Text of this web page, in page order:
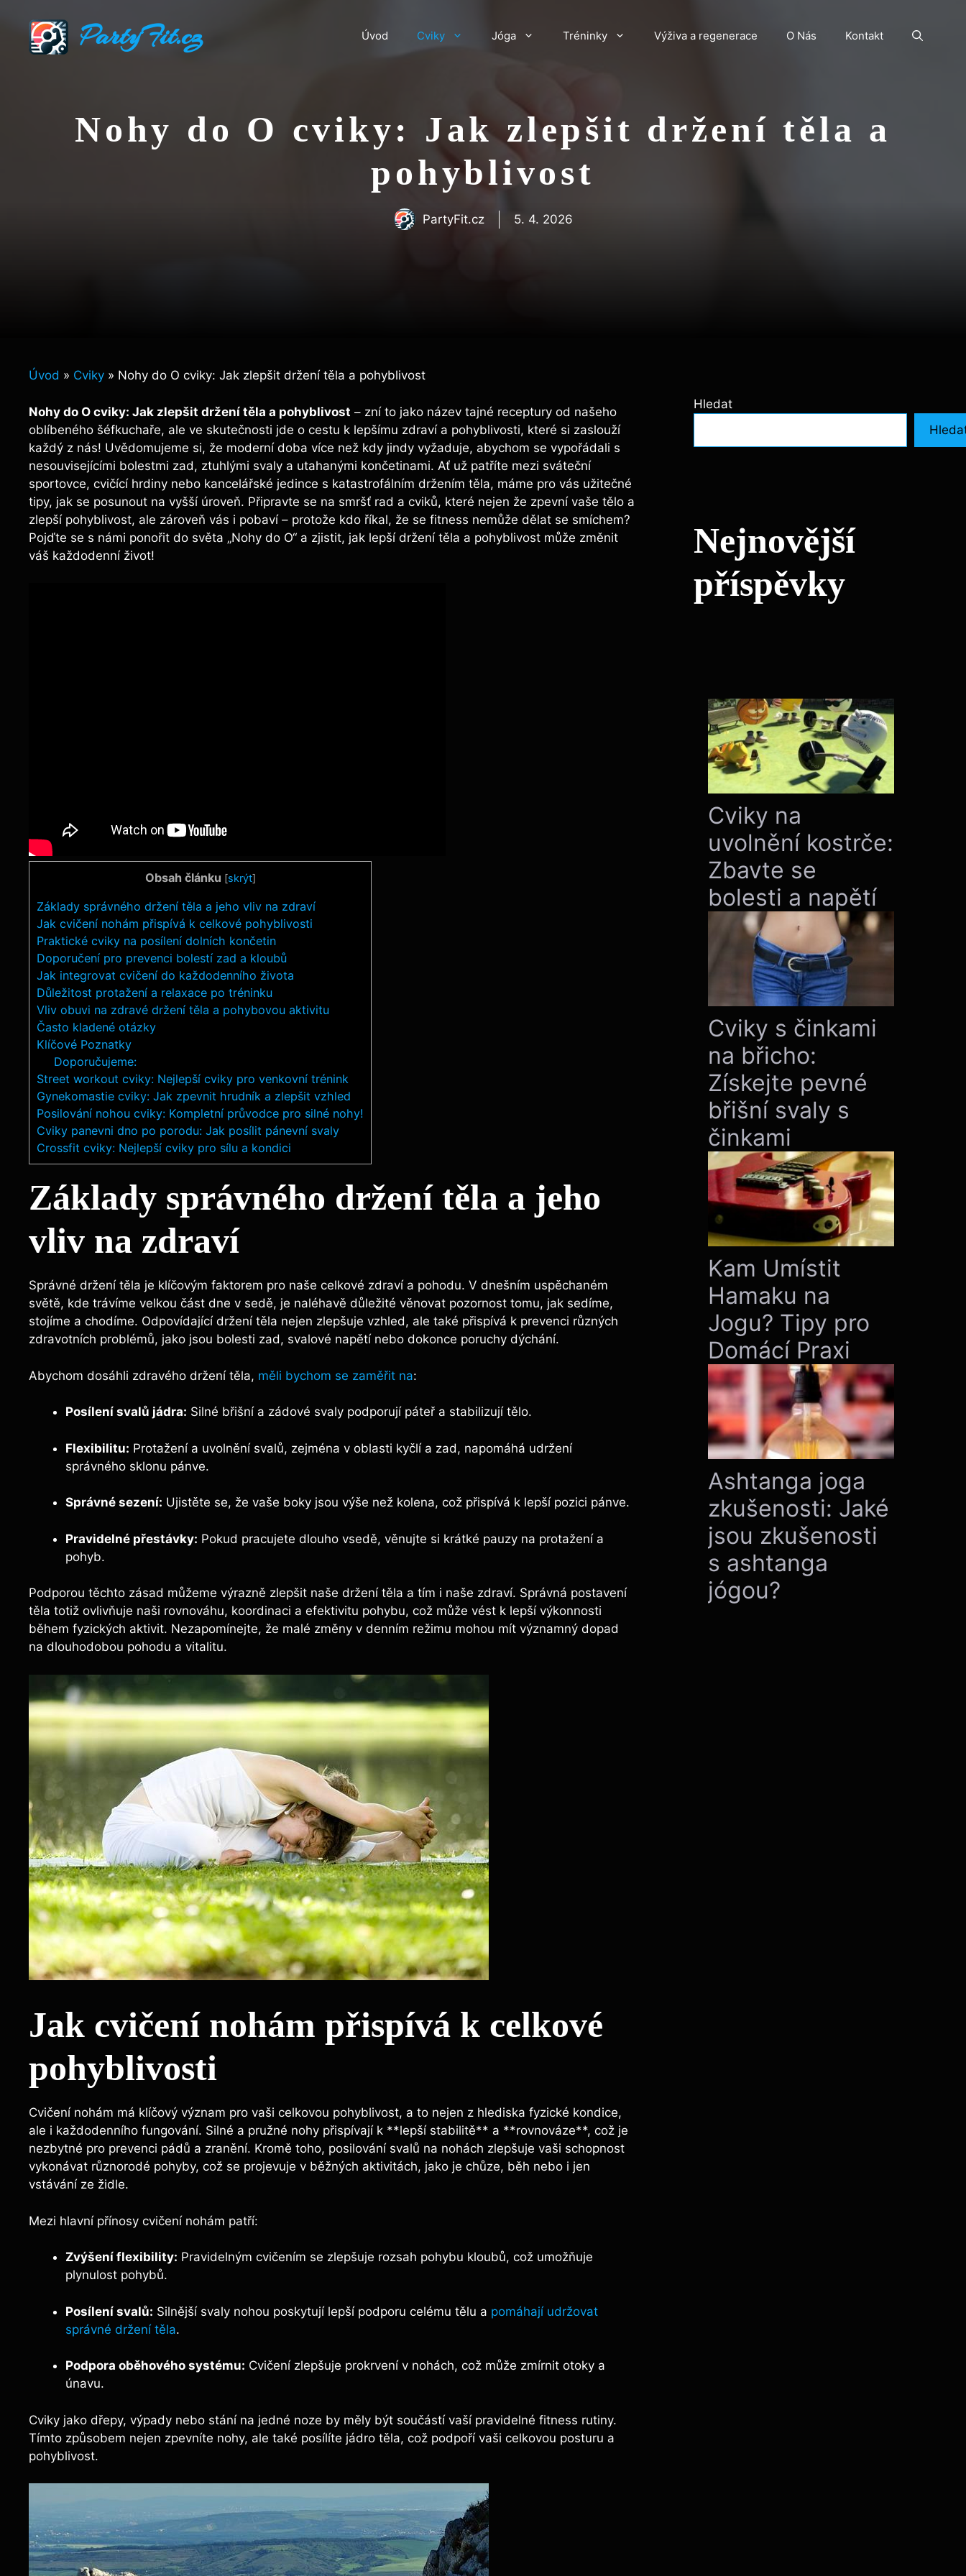
obsah
PartyFit.cz Úvod Cviky Jóga Tréninky Výživa a regenerace O Nás Kontakt
Nohy do O cviky: Jak zlepšit držení těla a
pohyblivost
PartyFit.cz 5. 4. 2026
Úvod » Cviky » Nohy do O cviky: Jak zlepšit držení těla a pohyblivost
Nohy do O cviky: Jak zlepšit držení těla a pohyblivost – zní to jako název tajné receptury od našeho
oblíbeného šéfkuchaře, ale ve skutečnosti jde o cestu k lepšímu zdraví a pohyblivosti, které si zaslouží
každý z nás! Uvědomujeme si, že moderní doba více než kdy jindy vyžaduje, abychom se vypořádali s
nesouvisejícími bolestmi zad, ztuhlými svaly a utahanými končetinami. Ať už patříte mezi sváteční
sportovce, cvičící hrdiny nebo kancelářské jedince s katastrofálním držením těla, máme pro vás užitečné
tipy, jak se posunout na vyšší úroveň. Připravte se na smršť rad a cviků, které nejen že zpevní vaše tělo a
zlepší pohyblivost, ale zároveň vás i pobaví – protože kdo říkal, že se fitness nemůže dělat se smíchem?
Pojďte se s námi ponořit do světa „Nohy do O“ a zjistit, jak lepší držení těla a pohyblivost může změnit
váš každodenní život!
Obsah článku [skrýt]
Základy správného držení těla a jeho vliv na zdraví
Jak cvičení nohám přispívá k celkové pohyblivosti
Praktické cviky na posílení dolních končetin
Doporučení pro prevenci bolestí zad a kloubů
Jak integrovat cvičení do každodenního života
Důležitost protažení a relaxace po tréninku
Vliv obuvi na zdravé držení těla a pohybovou aktivitu
Často kladené otázky
Klíčové Poznatky
Doporučujeme:
Street workout cviky: Nejlepší cviky pro venkovní trénink
Gynekomastie cviky: Jak zpevnit hrudník a zlepšit vzhled
Posilování nohou cviky: Kompletní průvodce pro silné nohy!
Cviky panevni dno po porodu: Jak posílit pánevní svaly
Crossfit cviky: Nejlepší cviky pro sílu a kondici
Základy správného držení těla a jeho
vliv na zdraví
Správné držení těla je klíčovým faktorem pro naše celkové zdraví a pohodu. V dnešním uspěchaném
světě, kde trávíme velkou část dne v sedě, je naléhavě důležité věnovat pozornost tomu, jak sedíme,
stojíme a chodíme. Odpovídající držení těla nejen zlepšuje vzhled, ale také přispívá k prevenci různých
zdravotních problémů, jako jsou bolesti zad, svalové napětí nebo dokonce poruchy dýchání.
Abychom dosáhli zdravého držení těla, měli bychom se zaměřit na:
Posílení svalů jádra: Silné břišní a zádové svaly podporují páteř a stabilizují tělo.
Flexibilitu: Protažení a uvolnění svalů, zejména v oblasti kyčlí a zad, napomáhá udržení
správného sklonu pánve.
Správné sezení: Ujistěte se, že vaše boky jsou výše než kolena, což přispívá k lepší pozici pánve.
Pravidelné přestávky: Pokud pracujete dlouho vsedě, věnujte si krátké pauzy na protažení a
pohyb.
Podporou těchto zásad můžeme výrazně zlepšit naše držení těla a tím i naše zdraví. Správná postavení
těla totiž ovlivňuje naši rovnováhu, koordinaci a efektivitu pohybu, což může vést k lepší výkonnosti
během fyzických aktivit. Nezapomínejte, že malé změny v denním režimu mohou mít významný dopad
na dlouhodobou pohodu a vitalitu.
Jak cvičení nohám přispívá k celkové
pohyblivosti
Cvičení nohám má klíčový význam pro vaši celkovou pohyblivost, a to nejen z hlediska fyzické kondice,
ale i každodenního fungování. Silné a pružné nohy přispívají k **lepší stabilitě** a **rovnováze**, což je
nezbytné pro prevenci pádů a zranění. Kromě toho, posilování svalů na nohách zlepšuje vaši schopnost
vykonávat různorodé pohyby, což se projevuje v běžných aktivitách, jako je chůze, běh nebo i jen
vstávání ze židle.
Mezi hlavní přínosy cvičení nohám patří:
Zvýšení flexibility: Pravidelným cvičením se zlepšuje rozsah pohybu kloubů, což umožňuje
plynulost pohybů.
Posílení svalů: Silnější svaly nohou poskytují lepší podporu celému tělu a pomáhají udržovat
správné držení těla.
Podpora oběhového systému: Cvičení zlepšuje prokrvení v nohách, což může zmírnit otoky a
únavu.
Cviky jako dřepy, výpady nebo stání na jedné noze by měly být součástí vaší pravidelné fitness rutiny.
Tímto způsobem nejen zpevníte nohy, ale také posílíte jádro těla, což podpoří vaši celkovou posturu a
pohyblivost.
Hledat
Nejnovější
příspěvky
Cviky na
uvolnění kostrče:
Zbavte se
bolesti a napětí
Cviky s činkami
na břicho:
Získejte pevné
břišní svaly s
činkami
Kam Umístit
Hamaku na
Jogu? Tipy pro
Domácí Praxi
Ashtanga joga
zkušenosti: Jaké
jsou zkušenosti
s ashtanga
jógou?